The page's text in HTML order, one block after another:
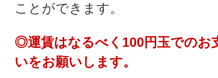
ことができます。
◎運賃はなるべく100円玉でのお
いをお願いします。